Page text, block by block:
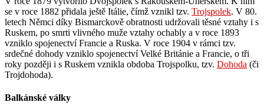
se v roce 1882 přidala ještě Itálie, čímž vznikl tzv. Trojspolek. V 80.
letech Němci díky Bismarckově obratnosti udržovali těsné vztahy i s
Ruskem, po smrti vlivného muže vztahy ochably a v roce 1893
vzniklo spojenectví Francie a Ruska. V roce 1904 v rámci tzv.
srdečné dohody vzniklo spojenectví Velké Británie a Francie, o tři
roky později i s Ruskem vznikla obdoba Trojspolku, tzv. Dohoda (či
Trojdohoda).
Balkánské války